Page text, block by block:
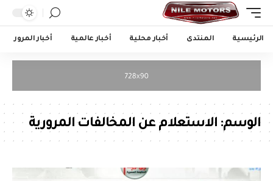
الرئيسية المنتدى أخبار محلية أخبار عالمية أخبار المرور
الوسم: الاستعلام عن المخالفات المرورية